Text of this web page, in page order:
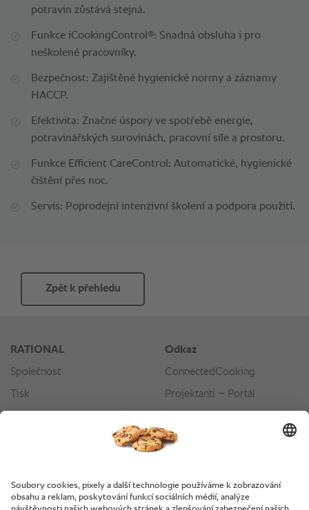
potravin zůstává stejná.
Funkce iCookingControl ®: Snadná obsluha i pro
neškolené pracovníky.
Bezpečnost: Zajištěné hygienické normy a záznamy
HACCP.
Efektivita: Značné úspory ve spotřebě energie,
potravinářských surovinách, pracovní síle a prostoru.
Funkce Efficient CareControl: Automatické, hygienické
čištění přes noc.
Servis: Poprodejní intenzivní školení a podpora použití.
Zpět k přehledu